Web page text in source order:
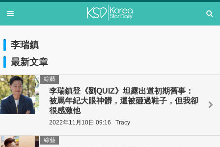
李瑞鎮
最新文章
李瑞鎮登《劉QUIZ》坦露出道初期舊事：
被罵年紀大眼神髒，還被砸過鞋子，但我卻
很感激他
綜藝
2022年11月10日 09:16 Tracy
綜藝